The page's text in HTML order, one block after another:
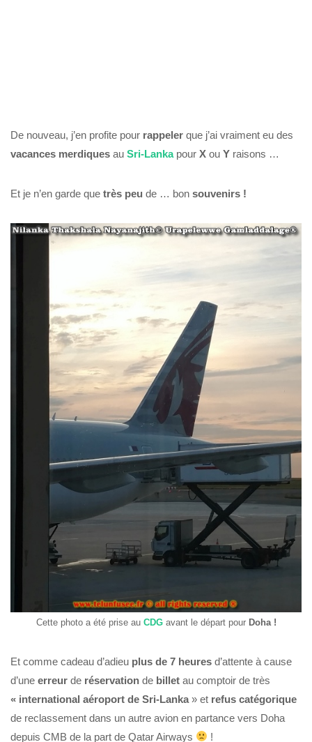
De nouveau, j’en profite pour rappeler que j’ai vraiment eu des
vacances merdiques au Sri-Lankapour X ou Y raisons …
Et je n’en garde que très peu de … bon souvenirs !
Cette photo a été prise au CDG avant le départ pourDoha !
Et comme cadeau d’adieu plus de 7 heures d’attente à cause
d’une erreur de réservation de billet au comptoir de très
« international aéroport de Sri-Lanka » et refus catégorique
de reclassement dans un autre avion en partance vers Doha
depuis CMB de la part de Qatar Airways
!